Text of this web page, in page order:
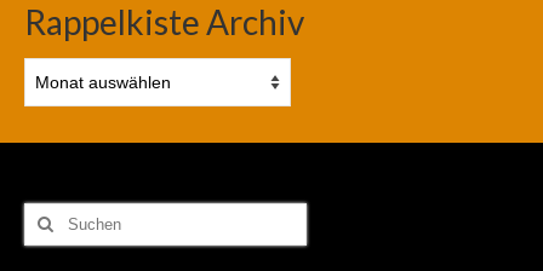
Rappelkiste Archiv
Archiv
Suchen
nach: